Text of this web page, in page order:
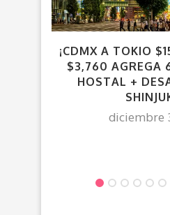
¡CDMX A TOKIO
$3,760 AGREGA
HOSTAL +
diciembre